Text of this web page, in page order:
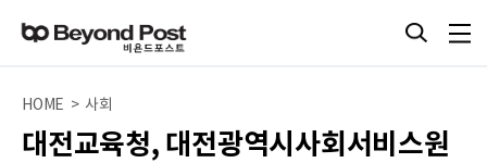
HOME > 사회
대전교육청, 대전광역시사회서비스원